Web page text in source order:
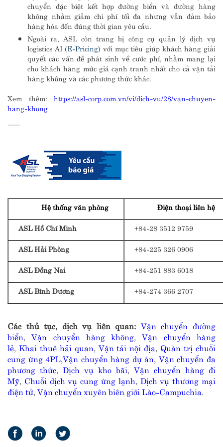
chuyển đặc biệt kết hợp đường biển và đường hàng
không nhằm giảm chi phí tối đa nhưng vẫn đảm bảo
hàng hóa đến đúng thời gian yêu cầu.
Ngoài ra, ASL còn trang bị công cụ quản lý dịch vụ
logistics AI (E-Pricing) với mục tiêu giúp khách hàng giải
quyết các vấn đề phát sinh về cước phí, nhằm mang lại
cho khách hàng mức giá cạnh tranh nhất cho cả vận tải
hàng không và các phương thức khác.
Xem thêm: https://asl-corp.com.vn/vi/dich-vu/28/van-chuyen-
hang-khong
-----
Hệ thống văn phòng Điện thoại liên hệ
ASL Hồ Chí Minh +84-28 3512 9759
ASL Hải Phòng +84-225 326 0906
ASL Đồng Nai +84-251 883 6018
ASL Bình Dương +84-274 366 2707
Các thủ tục, dịch vụ liên quan: Vận chuyển đường
biển ,Vận chuyển hàng không ,Vận chuyển hàng
lẻ Khai thuê hải quan Vận tải nội địa Quản trị chuỗi
cung ứng 4PL,Vận chuyển hàng dự án Vận chuyển đa
phương thức Dịch vụ kho bãi
Vận chuyển hàng đi
Mỹ Chuỗi dịch vụ cung ứng lạnh Dịch vụ thương mại
điện tử Vận chuyển xuyên biên giới Lào-Campuchia